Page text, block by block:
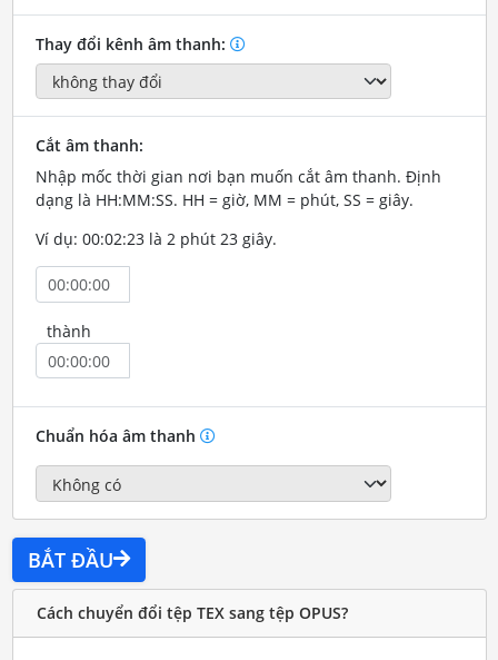
Thay đổi kênh âm thanh:
Cắt âm thanh:
Nhập mốc thời gian nơi bạn muốn cắt âm thanh. Định
dạng là HH:MM:SS. HH = giờ, MM = phút, SS = giây.
Ví dụ: 00:02:23 là 2 phút 23 giây.
thành
Chuẩn hóa âm thanh
BẮT ĐẦU
Cách chuyển đổi tệp TEX sang tệp OPUS?